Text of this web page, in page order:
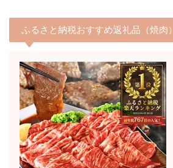
ふるさと納税おすすめ返礼品（焼肉）